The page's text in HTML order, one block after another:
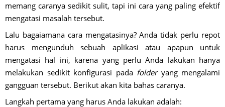
memang caranya sedikit sulit, tapi ini cara yang paling efektif
mengatasi masalah tersebut.
Lalu bagaiamana cara mengatasinya? Anda tidak perlu repot
harus mengunduh sebuah aplikasi atau apapun untuk
mengatasi hal ini, karena yang perlu Anda lakukan hanya
melakukan sedikit konfigurasi pada folderyang mengalami
gangguan tersebut. Berikut akan kita bahas caranya.
Langkah pertama yang harus Anda lakukan adalah: